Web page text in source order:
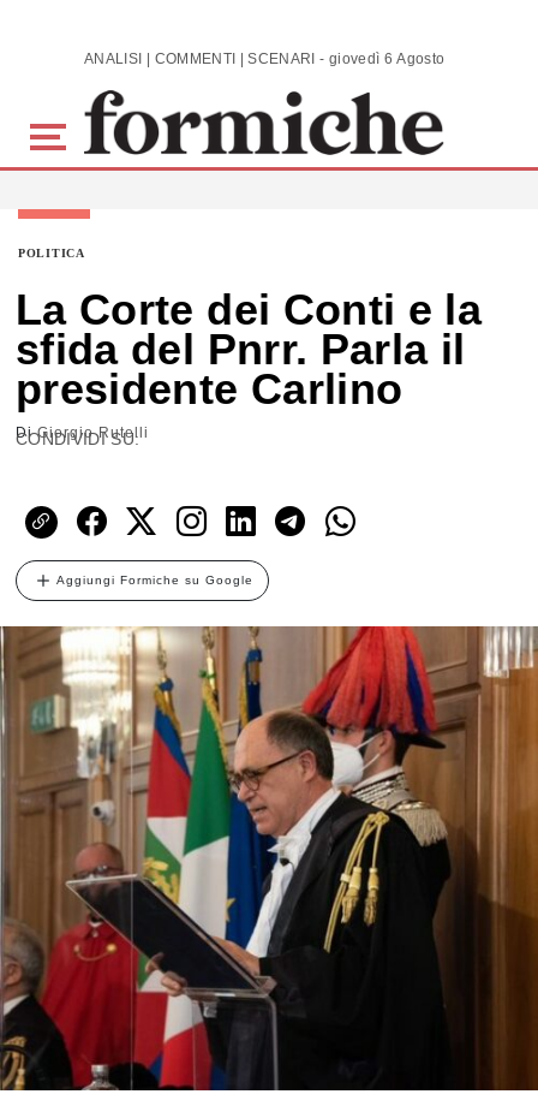
Skip to main content ANALISI | COMMENTI | SCENARI - giovedì 6 Agosto 2026
POLITICA
La Corte dei Conti e la
sfida del Pnrr. Parla il
presidente Carlino
DiGiorgio Rutelli
CONDIVIDI SU:
Aggiungi Formiche su Google